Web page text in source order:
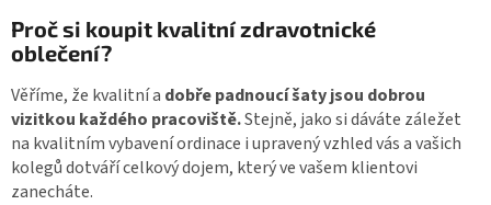
Proč si koupit kvalitní zdravotnické
oblečení?
Věříme, že kvalitní a dobře padnoucí šaty jsou dobrou
vizitkou každého pracoviště.Stejně, jako si dáváte záležet
na kvalitním vybavení ordinace i upravený vzhled vás a vašich
kolegů dotváří celkový dojem, který ve vašem klientovi
zanecháte.